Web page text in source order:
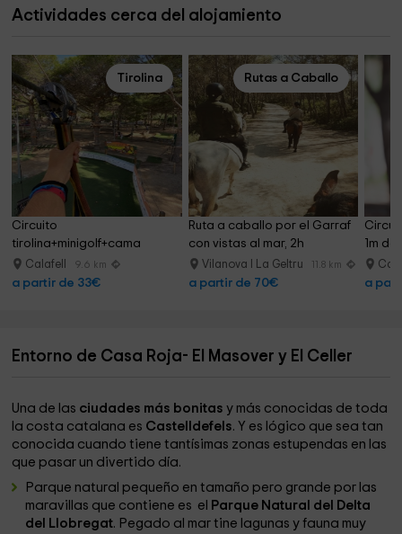
Actividades cerca del alojamiento
Tirolina
Circuito
tirolina+minigolf+cama
elástica Calafell
Calafell 9.6 km
a partir de 33€
Rutas a Caballo
Ruta a caballo por el Garraf
con vistas al mar, 2h
Vilanova I La Geltru 11.8 km
a partir de 70€
1m
a
Entorno de Casa Roja- El Masover y El Celler
Una de las ciudades más bonitas y más conocidas de toda
la costa catalana es Castelldefels. Y es lógico que sea tan
conocida cuando tiene tantísimas zonas estupendas en las
que pasar un divertido día.
Parque natural pequeño en tamaño pero grande por las
maravillas que contiene es el
Parque Natural del Delta
del Llobregat. Pegado al mar tine lagunas y fauna muy